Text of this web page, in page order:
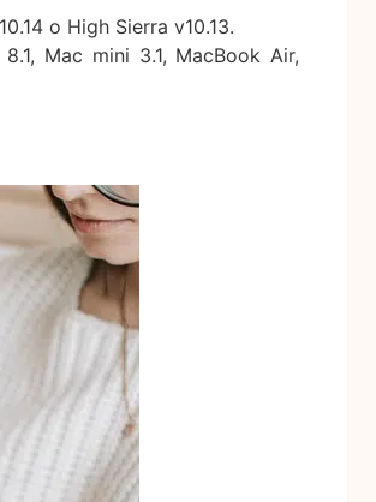
o High Sierra v10.13.
Mac mini 3.1, MacBook Air,